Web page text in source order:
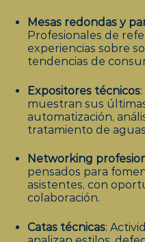
Mesas redondas y
Profesionales de
experiencias sobre
tendencias de
Expositores técnicos
muestran sus
automatización,
tratamiento de
Networking
pensados para
asistentes, con
colaboración.
Catas técnicas: